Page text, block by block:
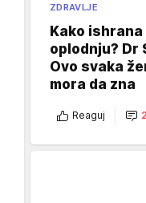
ZDRAVLJE
Kako
oplodnju? Dr
Ovo svaka
mora da zna
Reaguj 2